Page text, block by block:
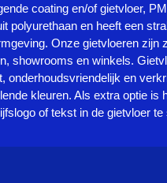
coating en/of gietvloer,
polyurethaan en heeft een
Onze gietvloeren zijn
showrooms en winkels.
onderhoudsvriendelijk en
kleuren. Als extra optie is
of tekst in de gietvloer te